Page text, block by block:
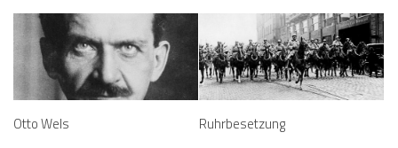
Otto Wels Ruhrbesetzung